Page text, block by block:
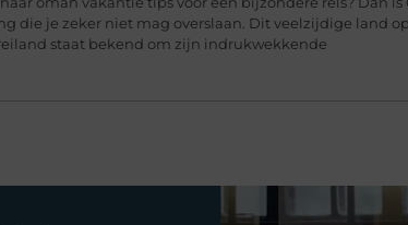
die je zeker niet mag overslaan. Dit veelzijdige land
staat bekend om zijn indrukwekkende